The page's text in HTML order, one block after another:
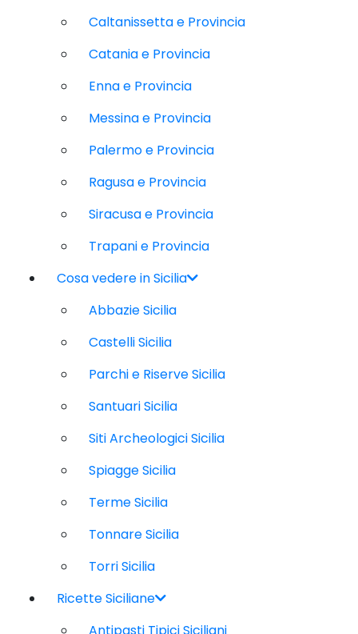
Caltanissetta e Provincia
Catania e Provincia
Enna e Provincia
Messina e Provincia
Palermo e Provincia
Ragusa e Provincia
Siracusa e Provincia
Trapani e Provincia
Cosa vedere in Sicilia
Abbazie Sicilia
Castelli Sicilia
Parchi e Riserve Sicilia
Santuari Sicilia
Siti Archeologici Sicilia
Spiagge Sicilia
Terme Sicilia
Tonnare Sicilia
Torri Sicilia
Ricette Siciliane
Antipasti Tipici Siciliani